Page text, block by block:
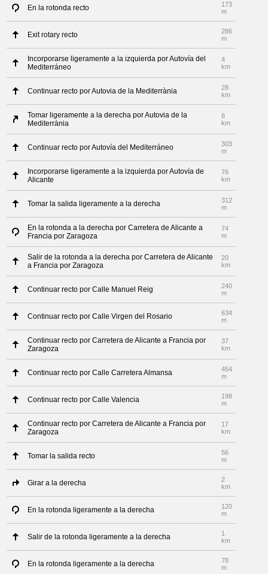
En la rotonda recto
173
m
Exit rotary recto
286
m
Incorporarse ligeramente a la izquierda por Autovía del
Mediterráneo
4
km
Continuar recto por Autovia de la Mediterrània
28
km
Tomar ligeramente a la derecha por Autovia de la
Mediterrània
8
km
Continuar recto por Autovía del Mediterráneo
303
m
Incorporarse ligeramente a la izquierda por Autovía de
Alicante
76
km
Tomar la salida ligeramente a la derecha
312
m
En la rotonda a la derecha por Carretera de Alicante a
Francia por Zaragoza
74
m
Salir de la rotonda a la derecha por Carretera de Alicante
a Francia por Zaragoza
20
km
Continuar recto por Calle Manuel Reig
240
m
Continuar recto por Calle Virgen del Rosario
634
m
Continuar recto por Carretera de Alicante a Francia por
Zaragoza
37
km
Continuar recto por Calle Carretera Almansa
454
m
Continuar recto por Calle Valencia
198
m
Continuar recto por Carretera de Alicante a Francia por
Zaragoza
17
km
Tomar la salida recto
56
m
Girar a la derecha
2
km
En la rotonda ligeramente a la derecha
120
m
Salir de la rotonda ligeramente a la derecha
1
km
En la rotonda ligeramente a la derecha
78
m